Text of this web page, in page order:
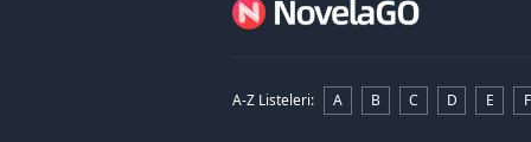
A-Z Listeleri: A B C D E F